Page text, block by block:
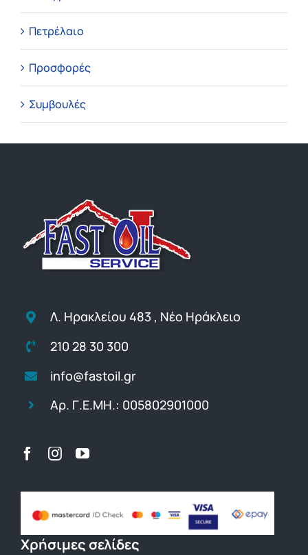
Πετρέλαιο
Προσφορές
Συμβουλές
Λ. Ηρακλείου 483 , Νέο Ηράκλειο
210 28 30 300
info@fastoil.gr
Αρ. Γ.Ε.ΜΗ.: 005802901000
Χρήσιμες σελίδες